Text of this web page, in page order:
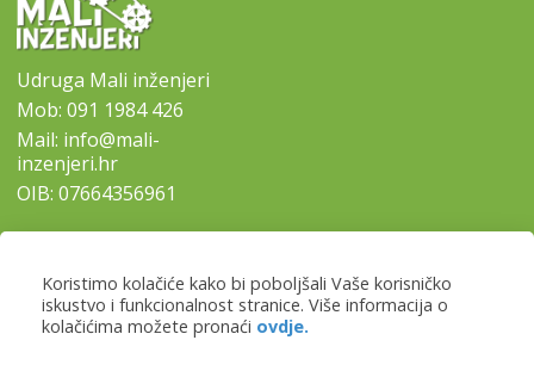
Koristimo kolačiće kako bi poboljšali Vaše korisničko
iskustvo i funkcionalnost stranice. Više informacija o
kolačićima možete pronaći ovdje.
Udruga Mali inženjeri
Mob:091 1984 426
Mail: info@mali-
inzenjeri.hr
OIB: 07664356961
Naslovna
Naši programi